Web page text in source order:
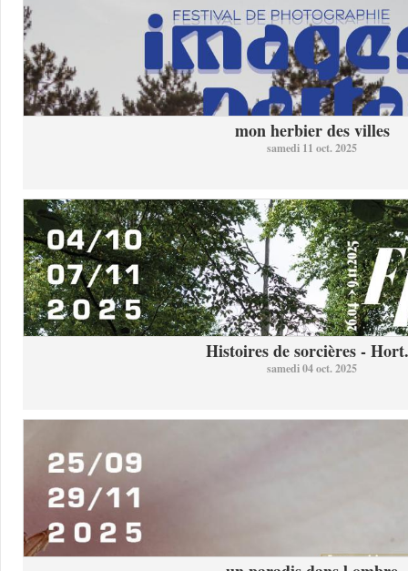
mon herbier des villes
samedi 11 oct. 2025
Histoires de sorcières -
samedi 04 oct. 2025